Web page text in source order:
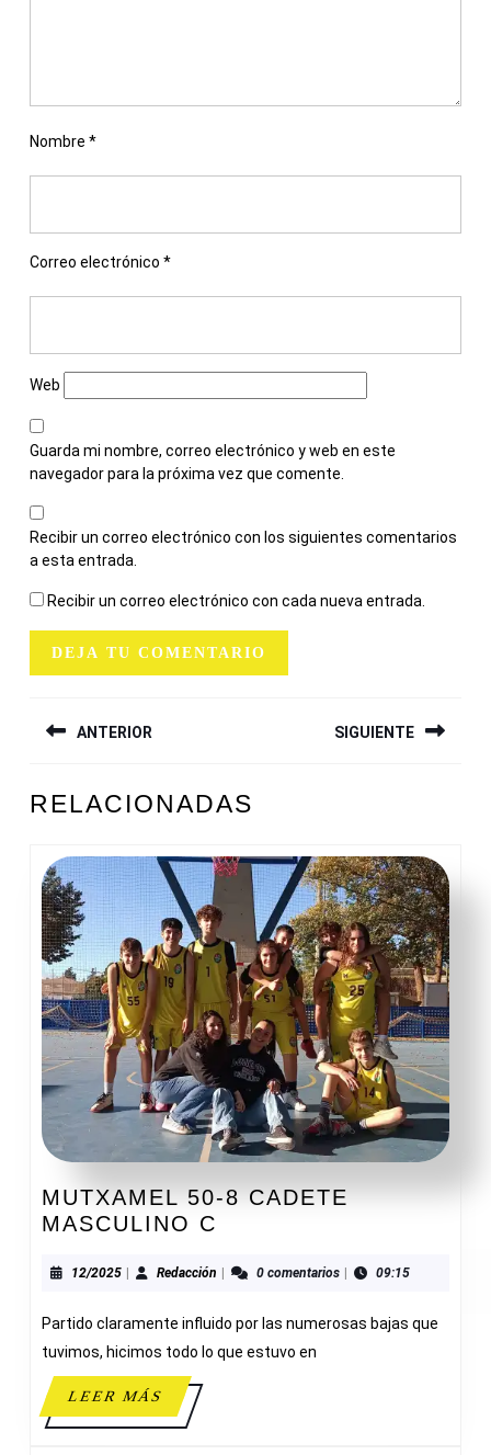
Nombre *
Correo electrónico *
Web
Guarda mi nombre, correo electrónico y web en este
navegador para la próxima vez que comente.
Recibir un correo electrónico con los siguientes comentarios
a esta entrada.
Recibir un correo electrónico con cada nueva entrada.
DE
ANTERIOR
anterior:
SIGUIENTE
entrada:
RELACIONADAS
MUTXAMEL 50-8 CADETE
MASCULINO C
8
MASCULINO
C
12/202512/2025Redacción Redacción0 comentarios 09:15
Partido claramente influido por las numerosas bajas que
tuvimos, hicimos todo lo que estuvo en
LEER MÁSLEER
MÁS